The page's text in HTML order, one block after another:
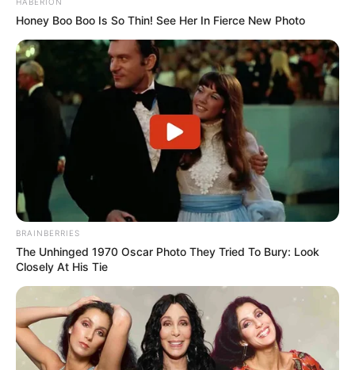
Freizeitangebote und Museen im Umkreis von
Umkreissuche Tourismus Königswinter
Museen in und um Königswinter
Kinderausflugsziele für Königswinter
Kindergeburtstag feiern
Schlösser und Burgen in und um Königswinter
Tagesausflugsziele für Königswinter
Bademöglichkeiten
Wandern
Angebote für Behinderte
Aussichtstürme
Kletterparks
HABERION
Honey Boo Boo Is So Thin! See Her In Fierce New Photo
BRAINBERRIES
The Unhinged 1970 Oscar Photo They Tried To Bury: Look
Closely At His Tie